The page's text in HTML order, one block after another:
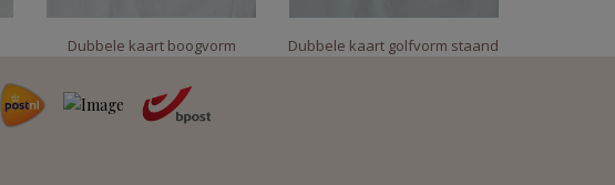
Dubbele kaart boogvorm Dubbele kaart golfvorm staand